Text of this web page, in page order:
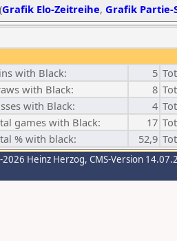
Grafik Elo-Zeitreihe, Grafik Partie-
with Black: 5
with Black: 8
with Black: 4
games with Black: 17
% with black: 52,9
Heinz Herzog, CMS-Version